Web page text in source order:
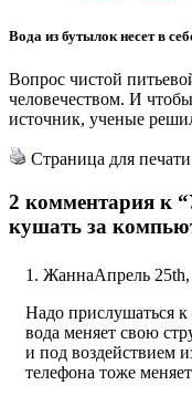
Вода из бутылок несет в
Вопрос чистой
человечеством. И
источник, ученые
Страница для печати
2 комментария к
кушать за
ЖаннаАпрель
Надо прислушаться
вода меняет свою
и под воздействием
телефона тоже